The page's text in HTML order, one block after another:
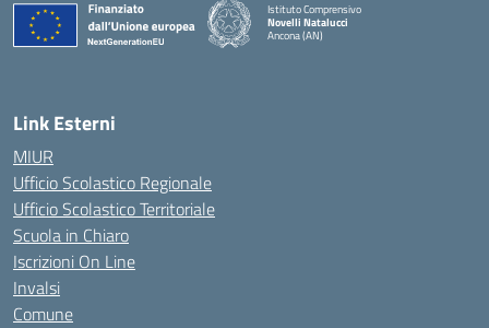
Istituto Comprensivo
Novelli Natalucci
Ancona (AN)
Link Esterni
MIUR
Ufficio Scolastico Regionale
Ufficio Scolastico Territoriale
Scuola in Chiaro
Iscrizioni On Line
Invalsi
Comune